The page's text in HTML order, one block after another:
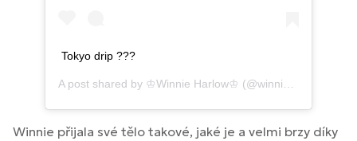
Tokyo drip ???
A post shared by ♔Winnie Harlow♔ (@winnieharlow) on
Winnie přijala své tělo takové, jaké je a velmi brzy díky